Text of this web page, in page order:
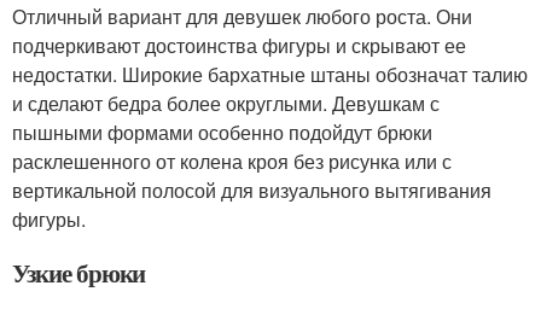
Отличный вариант для девушек любого роста. Они
подчеркивают достоинства фигуры и скрывают ее
недостатки. Широкие бархатные штаны обозначат талию
и сделают бедра более округлыми. Девушкам с
пышными формами особенно подойдут брюки
расклешенного от колена кроя без рисунка или с
вертикальной полосой для визуального вытягивания
фигуры.
Узкие брюки